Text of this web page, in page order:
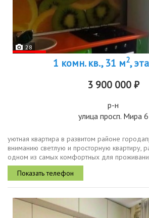
28
1 комн. кв., 31 м2,
3 900 000 ₽
р-н
улица просп. Мира 6
уютная квартира в развитом районе
вниманию светлую и просторную квартиру,
одном из самых комфортных для
основные характеристики общая площадь
комнат 1 этаж 4 из...